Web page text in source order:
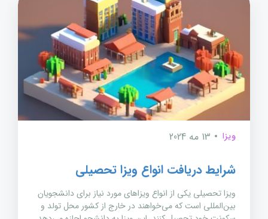
ویزا 13 مه 2024
شرایط دریافت انواع ویزا تحصیلی
ویزا تحصیلی یکی از انواع ویزاهای مورد نیاز برای دانشجویان
بین‌المللی است که می‌خواهند در خارج از کشور محل تولد و